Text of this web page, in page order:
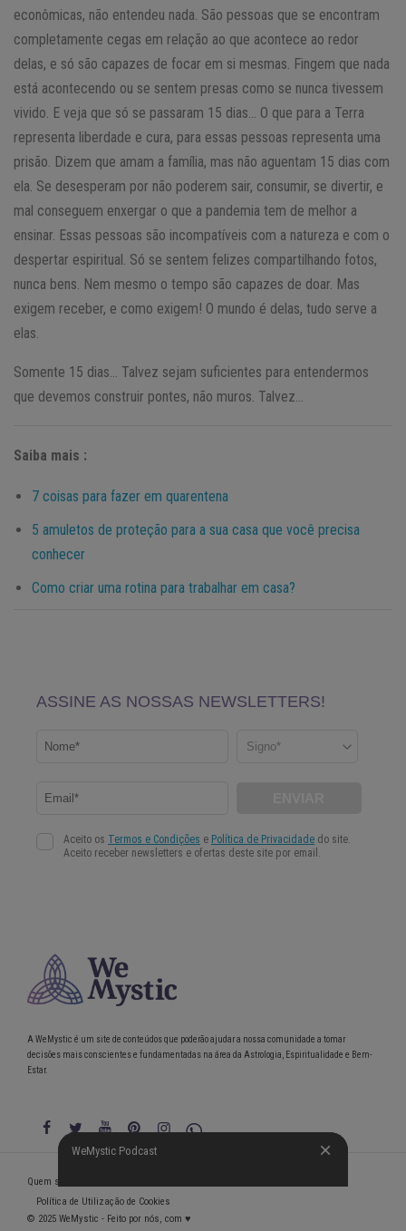
econômicas, não entendeu nada. São pessoas que se encontram
completamente cegas em relação ao que acontece ao redor
delas, e só são capazes de focar em si mesmas. Fingem que nada
está acontecendo ou se sentem presas como se nunca tivessem
vivido. E veja que só se passaram 15 dias… O que para a Terra
representa liberdade e cura, para essas pessoas representa uma
prisão. Dizem que amam a família, mas não aguentam 15 dias com
ela. Se desesperam por não poderem sair, consumir, se divertir, e
mal conseguem enxergar o que a pandemia tem de melhor a
ensinar. Essas pessoas são incompatíveis com a natureza e com o
despertar espiritual. Só se sentem felizes compartilhando fotos,
nunca bens. Nem mesmo o tempo são capazes de doar. Mas
exigem receber, e como exigem! O mundo é delas, tudo serve a
elas.
Somente 15 dias… Talvez sejam suficientes para entendermos
que devemos construir pontes, não muros. Talvez…
Saiba mais :
7 coisas para fazer em quarentena
5 amuletos de proteção para a sua casa que você precisa
conhecer
Como criar uma rotina para trabalhar em casa?
WeMystic Podcast
A WeMystic é um site de conteúdos que poderão ajudar a nossa comunidade a tomar
decisões mais conscientes e fundamentadas na área da Astrologia, Espiritualidade e Bem-
Estar.
WeMystic Podcast
Quem somos
Política de Utilização de Cookies
© 2025 WeMystic - Feito por nós, com ♥